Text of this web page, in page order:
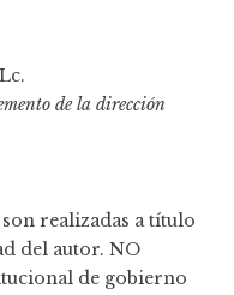
de la dirección
realizadas a título
del autor. NO
de gobierno